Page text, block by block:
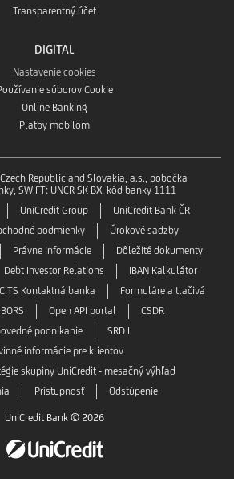
Transparentný účet
DIGITAL
Nastavenie cookies
súborov Cookie
Online Banking
Platby mobilom
Republic and Slovakia, a.s., pobočka
SWIFT: UNCR SK BX, kód banky 1111
UniCredit Group
UniCredit Bank ČR
podmienky
Úrokové sadzby
Právne informácie
Dôležité dokumenty
Debt Investor Relations
IBAN Kalkulátor
Kontaktná banka
Formuláre a tlačivá
IBORS Open API portal
CSDR
podnikanie
SRD II
informácie pre klientov
skupiny UniCredit - mesačný výhľad
Prístupnosť Odstúpenie
UniCredit Bank © 2026